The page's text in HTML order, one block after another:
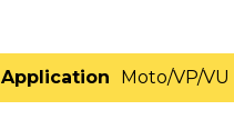
Application Moto/VP/VU